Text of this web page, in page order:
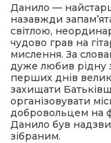
Данило —
назавжди
світлою,
чудово грав на
мислення. За
дуже любив рідну
перших днів
захищати
організовувати
добровольцем на
Данило був
зібраним.